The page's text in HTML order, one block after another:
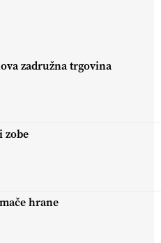
#CAP
@EUAgri #imcap #cap #eco #skp
zadružna trgovina
zobe
hrane